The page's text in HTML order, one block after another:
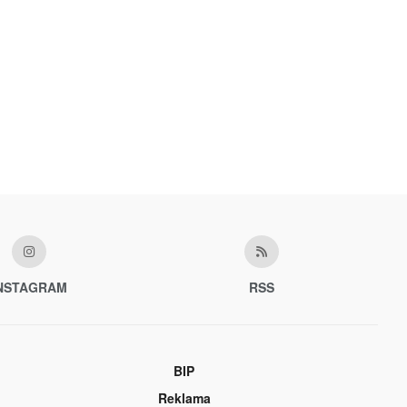
RSS
BIP
Reklama